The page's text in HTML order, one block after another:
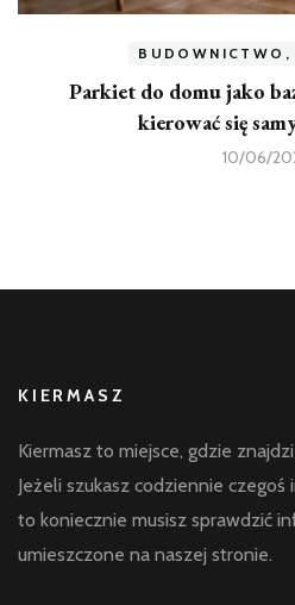
BUDOWNICTWO,
Parkiet do domu jako
kierować się
10/06/
KIERMASZ
Kiermasz to miejsce, gdzie
Jeżeli szukasz codziennie
to koniecznie musisz sprawdzić
umieszczone na naszej stronie.